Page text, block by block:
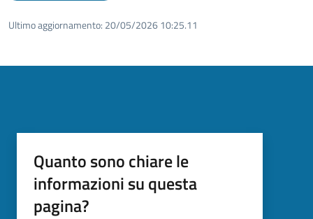
Ultimo aggiornamento: 20/05/2026 10:25.11
Quanto sono chiare le
informazioni su questa
pagina?